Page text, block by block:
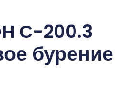
С-200.3
бурение